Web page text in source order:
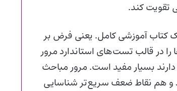
تقویت کند.
کتاب آموزشی کامل. یعنی فرض بر
را در قالب تست‌های استاندارد مرور
بسیار مفید است. مرور مباحث
و هم نقاط ضعف سریع‌تر شناسایی